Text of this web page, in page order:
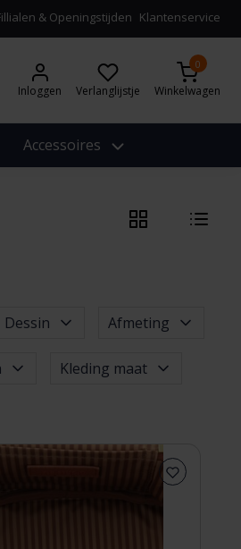
& Openingstijden Klantenservice
Inloggen Verlanglijstje
0
Winkelwagen
Accessoires
Dessin Afmeting
Kleding maat